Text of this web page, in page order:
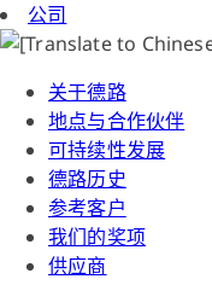
公司
关于德路
地点与合作伙伴
可持续性发展
德路历史
参考客户
我们的奖项
供应商